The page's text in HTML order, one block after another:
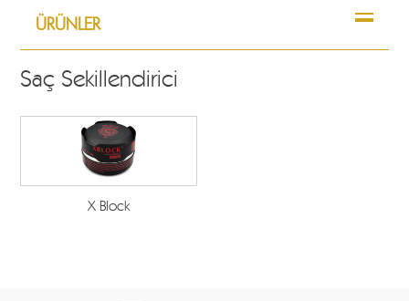
ÜRÜNLER
Saç Sekillendirici
X Block